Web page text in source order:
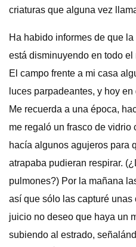
criaturas que alguna vez
Ha habido informes de que
está disminuyendo en todo
El campo frente a mi casa
luces parpadeantes, y hoy
Me recuerda a una época,
me regaló un frasco de vidrio
hacía algunos agujeros para
atrapaba pudieran respirar.
pulmones?) Por la mañana
así que sólo las capturé unas
juicio no deseo que haya un
subiendo al estrado,